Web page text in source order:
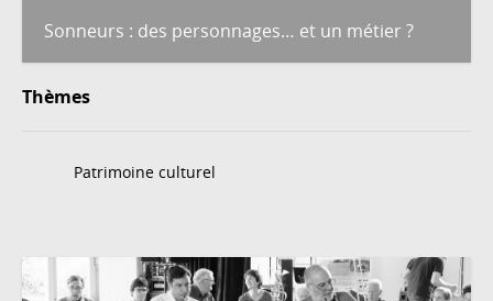
Sonneurs : des personnages… et un métier ?
Thèmes
Patrimoine culturel